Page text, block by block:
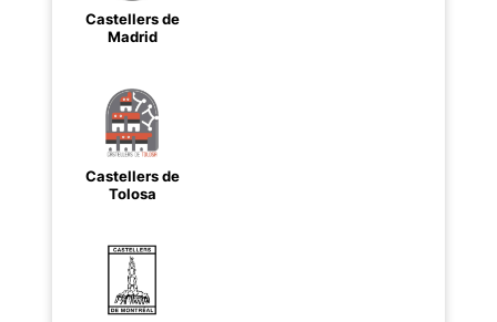
Castellers de
Madrid
Castellers de
Tolosa